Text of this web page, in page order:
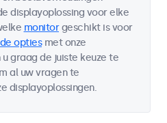
displayoplossing voor elke
monitorgeschikt is voor
optiesmet onze
graag de juiste keuze te
al uw vragen te
displayoplossingen.